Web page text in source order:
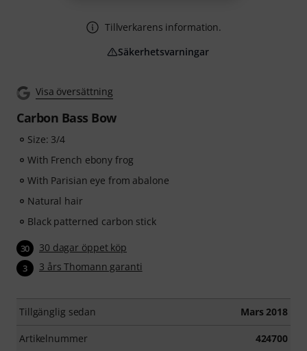
Visa översättning
Carbon Bass Bow
Size: 3/4
With French ebony frog
With Parisian eye from abalone
Natural hair
Black patterned carbon stick
30 30 dagar öppet köp
3 3 års Thomann garanti
Tillgänglig sedan Mars 2018
Artikelnummer 424700
Tillverkarens information.
Säkerhetsvarningar